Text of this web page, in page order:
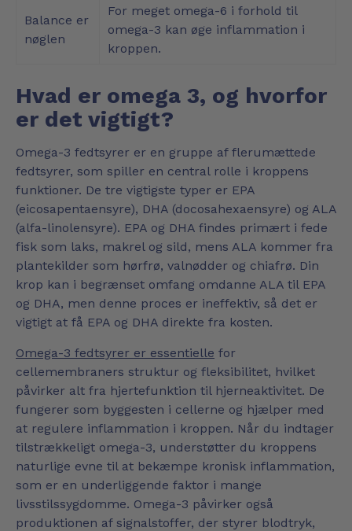
Balance er
nøglen
For meget omega-6 i forhold til
omega-3 kan øge inflammation i
kroppen.
Hvad er omega 3, og hvorfor
er det vigtigt?
Omega-3 fedtsyrer er en gruppe af flerumættede
fedtsyrer, som spiller en central rolle i kroppens
funktioner. De tre vigtigste typer er EPA
(eicosapentaensyre), DHA (docosahexaensyre) og ALA
(alfa-linolensyre). EPA og DHA findes primært i fede
fisk som laks, makrel og sild, mens ALA kommer fra
plantekilder som hørfrø, valnødder og chiafrø. Din
krop kan i begrænset omfang omdanne ALA til EPA
og DHA, men denne proces er ineffektiv, så det er
vigtigt at få EPA og DHA direkte fra kosten.
Omega-3 fedtsyrer er essentielle for
cellemembraners struktur og fleksibilitet, hvilket
påvirker alt fra hjertefunktion til hjerneaktivitet. De
fungerer som byggesten i cellerne og hjælper med
at regulere inflammation i kroppen. Når du indtager
tilstrækkeligt omega-3, understøtter du kroppens
naturlige evne til at bekæmpe kronisk inflammation,
som er en underliggende faktor i mange
livsstilssygdomme. Omega-3 påvirker også
produktionen af signalstoffer, der styrer blodtryk,